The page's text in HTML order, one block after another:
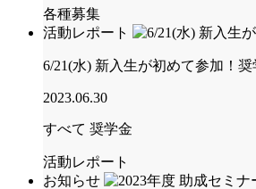
各種募集
活動レポート
6/21(水) 新入生が初めて参加！
2023.06.30
すべて 奨学金
活動レポート
お知らせ